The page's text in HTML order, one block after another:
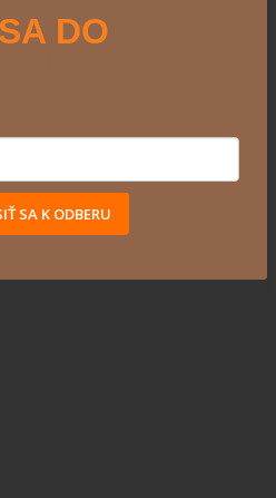
DO
SA K ODBERU